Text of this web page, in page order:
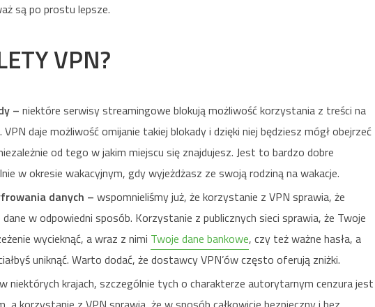
są po prostu lepsze.
VPN?
– niektóre serwisy streamingowe blokują możliwość korzystania z treści na
daje możliwość omijanie takiej blokady i dzięki niej będziesz mógł obejrzeć
od tego w jakim miejscu się znajdujesz. Jest to bardzo dobre
w okresie wakacyjnym, gdy wyjeżdżasz ze swoją rodziną na wakacje.
danych – wspomnieliśmy już, że korzystanie z VPN sprawia, że
w odpowiedni sposób. Korzystanie z publicznych sieci sprawia, że Twoje
wycieknąć, a wraz z nimi Twoje dane bankowe, czy też ważne hasła, a
uniknąć. Warto dodać, że dostawcy VPN’ów często oferują zniżki.
w niektórych krajach, szczególnie tych o charakterze autorytarnym cenzura jest